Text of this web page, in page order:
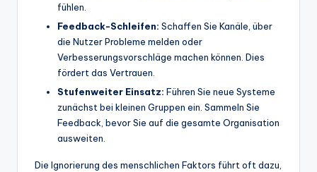
fühlen.
Feedback-Schleifen: Schaffen Sie Kanäle, über
die Nutzer Probleme melden oder
Verbesserungsvorschläge machen können. Dies
fördert das Vertrauen.
Stufenweiter Einsatz: Führen Sie neue Systeme
zunächst bei kleinen Gruppen ein. Sammeln Sie
Feedback, bevor Sie auf die gesamte Organisation
ausweiten.
Die Ignorierung des menschlichen Faktors führt oft dazu,